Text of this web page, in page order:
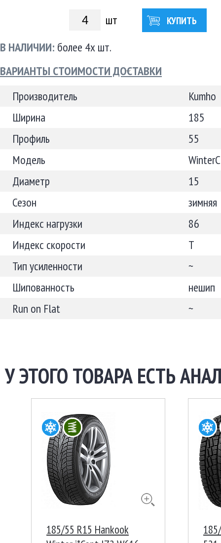
шт КУПИТЬ
В НАЛИЧИИ: более 4х шт.
ВАРИАНТЫ СТОИМОСТИ ДОСТАВКИ
Производитель
Kumho
Ширина
185
Профиль
55
Модель
Диаметр
15
Сезон
зимняя
Индекс нагрузки
86
Индекс скорости
T
Тип усиленности
~
Шипованность
нешип
Run on Flat
~
У ЭТОГО ТОВАРА ЕСТЬ
185/55 R15 Hankook